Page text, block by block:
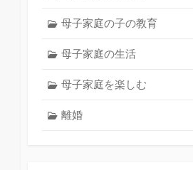
母子家庭の子の教育
母子家庭の生活
母子家庭を楽しむ
離婚